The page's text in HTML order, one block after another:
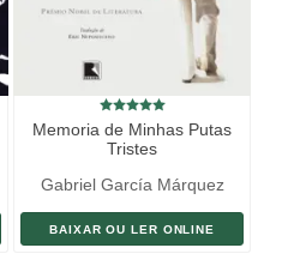
Memoria de Minhas Putas
Tristes
Gabriel García Márquez
BAIXAR OU LER ONLINE